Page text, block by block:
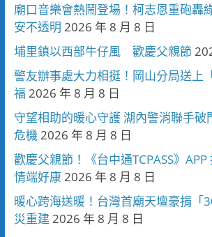
廟口音樂會熱鬧登場！柯志恩重砲轟
安不透明 2026 年 8 月 8 日
埔里鎮以西部牛仔風 歡慶父親節
警友辦事處大力相挺！岡山分局送上
福 2026 年 8 月 8 日
守望相助的暖心守護 湖內警消聯手破
危機 2026 年 8 月 8 日
歡慶父親節！《台中通TCPASS》
情端好康 2026 年 8 月 8 日
暖心跨海送暖！台灣首廟天壇豪捐「
災重建 2026 年 8 月 8 日